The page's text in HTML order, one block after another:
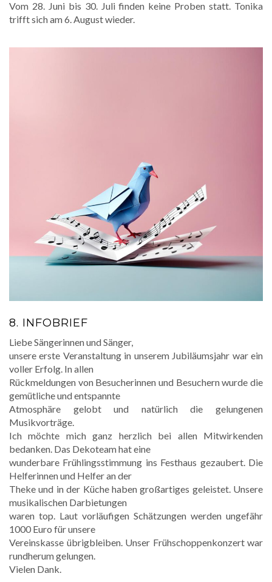
Vom 28. Juni bis 30. Juli finden keine Proben statt. Tonika
trifft sich am 6. August wieder.
8. INFOBRIEF
Liebe Sängerinnen und Sänger,
unsere erste Veranstaltung in unserem Jubiläumsjahr war ein
voller Erfolg. In allen
Rückmeldungen von Besucherinnen und Besuchern wurde die
gemütliche und entspannte
Atmosphäre gelobt und natürlich die gelungenen
Musikvorträge.
Ich möchte mich ganz herzlich bei allen Mitwirkenden
bedanken. Das Dekoteam hat eine
wunderbare Frühlingsstimmung ins Festhaus gezaubert. Die
Helferinnen und Helfer an der
Theke und in der Küche haben großartiges geleistet. Unsere
musikalischen Darbietungen
waren top. Laut vorläufigen Schätzungen werden ungefähr
1000 Euro für unsere
Vereinskasse übrigbleiben. Unser Frühschoppenkonzert war
rundherum gelungen.
Vielen Dank.